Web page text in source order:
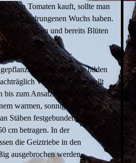
von Tomaten kauft, sollte man
einen gedrungenen Wuchs haben.
Wurzelballen und bereits Blüten
gepflanzt werden, denn sie bilden
Wurzeln. Daher stellt
bis zum Ansatz der Keimblätter
warmen, sonnigen Standort
Stäben festgebunden. Der
cm betragen. In der
die Geiztriebe in den
ausgebrochen werden.